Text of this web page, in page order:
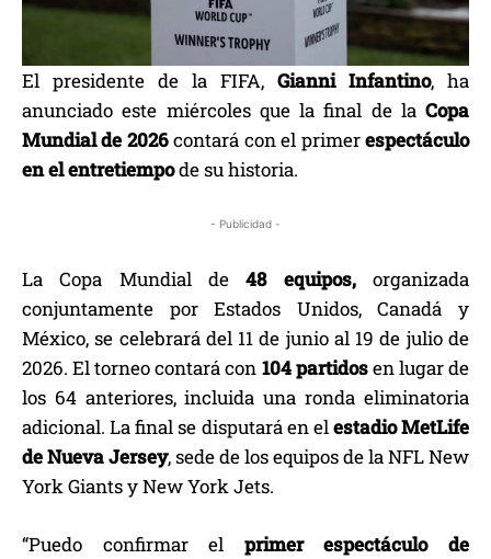
El presidente de la FIFA, Gianni Infantino, ha
anunciado este miércoles que la final de laCopa
Mundial de 2026contará con el primerespectáculo
en el entretiempode su historia.
- Publicidad -
La Copa Mundial de48 equipos,organizada
conjuntamente por Estados Unidos, Canadá y
México, se celebrará del 11 de junio al 19 de julio de
2026. El torneo contará con 104 partidosen lugar de
los 64 anteriores, incluida una ronda eliminatoria
adicional. La final se disputará en elestadio MetLife
de Nueva Jersey, sede de los equipos de la NFL New
York Giants y New York Jets.
“Puedo confirmar el primer espectáculo de